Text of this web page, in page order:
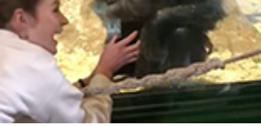
エンタメ クイズ
グルメ 地域
教育・育児
動物